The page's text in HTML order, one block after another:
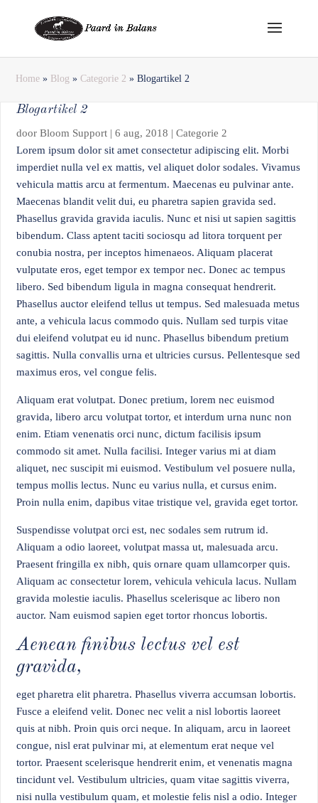
Home » Blog »Categorie 2 »Blogartikel 2
Blogartikel 2
doorBloom Support |6 aug, 2018 |Categorie 2
Lorem ipsum dolor sit amet consectetur adipiscing elit. Morbi
imperdiet nulla vel ex mattis, vel aliquet dolor sodales. Vivamus
vehicula mattis arcu at fermentum. Maecenas eu pulvinar ante.
Maecenas blandit velit dui, eu pharetra sapien gravida sed.
Phasellus gravida gravida iaculis. Nunc et nisi ut sapien sagittis
bibendum. Class aptent taciti sociosqu ad litora torquent per
conubia nostra, per inceptos himenaeos. Aliquam placerat
vulputate eros, eget tempor ex tempor nec. Donec ac tempus
libero. Sed bibendum ligula in magna consequat hendrerit.
Phasellus auctor eleifend tellus ut tempus. Sed malesuada metus
ante, a vehicula lacus commodo quis. Nullam sed turpis vitae
dui eleifend volutpat eu id nunc. Phasellus bibendum pretium
sagittis. Nulla convallis urna et ultricies cursus. Pellentesque sed
maximus eros, vel congue felis.
Aliquam erat volutpat. Donec pretium, lorem nec euismod
gravida, libero arcu volutpat tortor, et interdum urna nunc non
enim. Etiam venenatis orci nunc, dictum facilisis ipsum
commodo sit amet. Nulla facilisi. Integer varius mi at diam
aliquet, nec suscipit mi euismod. Vestibulum vel posuere nulla,
tempus mollis lectus. Nunc eu varius nulla, et cursus enim.
Proin nulla enim, dapibus vitae tristique vel, gravida eget tortor.
Suspendisse volutpat orci est, nec sodales sem rutrum id.
Aliquam a odio laoreet, volutpat massa ut, malesuada arcu.
Praesent fringilla ex nibh, quis ornare quam ullamcorper quis.
Aliquam ac consectetur lorem, vehicula vehicula lacus. Nullam
gravida molestie iaculis. Phasellus scelerisque ac libero non
auctor. Nam euismod sapien eget tortor rhoncus lobortis.
Aenean finibus lectus vel est
gravida,
eget pharetra elit pharetra. Phasellus viverra accumsan lobortis.
Fusce a eleifend velit. Donec nec velit a nisl lobortis laoreet
quis at nibh. Proin quis orci neque. In aliquam, arcu in laoreet
congue, nisl erat pulvinar mi, at elementum erat neque vel
tortor. Praesent scelerisque hendrerit enim, et venenatis magna
tincidunt vel. Vestibulum ultricies, quam vitae sagittis viverra,
nisi nulla vestibulum quam, et molestie felis nisl a odio. Integer